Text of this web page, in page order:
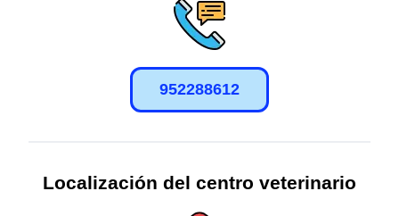
952288612
Localización del centro veterinario